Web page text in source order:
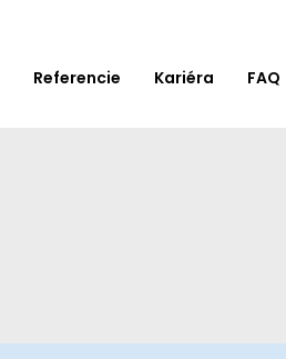
Referencie Kariéra FAQ